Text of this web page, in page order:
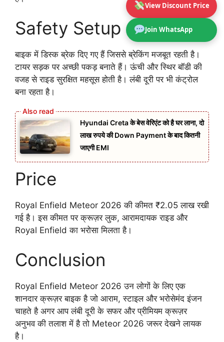
View Discount Price
Join WhatsApp
Safety Setup
बाइक में डिस्क ब्रेक दिए गए हैं जिससे ब्रेकिंग मजबूत रहती है।
टायर सड़क पर अच्छी पकड़ बनाते हैं। ऊंची और स्थिर बॉडी की
वजह से राइड सुरक्षित महसूस होती है। लंबी दूरी पर भी कंट्रोल
बना रहता है।
Hyundai Creta के बेस वेरिएंट को है घर लाना, दो
लाख रुपये की Down Payment के बाद कितनी
जाएगी EMI
Price
Royal Enfield Meteor 2026 की कीमत ₹2.05 लाख रखी
गई है। इस कीमत पर क्रूज़र लुक, आरामदायक राइड और
Royal Enfield का भरोसा मिलता है।
Conclusion
Royal Enfield Meteor 2026 उन लोगों के लिए एक
शानदार क्रूज़र बाइक है जो आराम, स्टाइल और भरोसेमंद इंजन
चाहते है अगर आप लंबी दूरी के सफर और प्रीमियम क्रूज़र
अनुभव की तलाश में है तो Meteor 2026 जरूर देखने लायक
है।